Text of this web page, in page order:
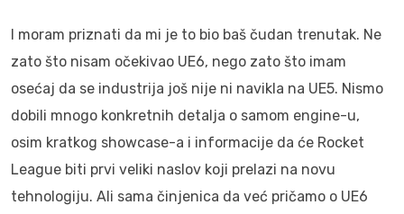
I moram priznati da mi je to bio baš čudan trenutak. Ne
zato što nisam očekivao UE6, nego zato što imam
osećaj da se industrija još nije ni navikla na UE5. Nismo
dobili mnogo konkretnih detalja o samom engine-u,
osim kratkog showcase-a i informacije da će Rocket
League biti prvi veliki naslov koji prelazi na novu
tehnologiju. Ali sama činjenica da već pričamo o UE6